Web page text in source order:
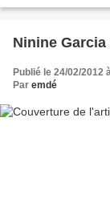
Ninine
Publié le 24/02/2012
Par emdé